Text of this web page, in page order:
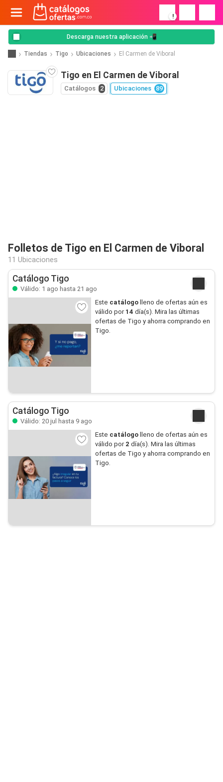
!
Descarga nuestra aplicación 📲
Tiendas Tigo Ubicaciones El Carmen de Viboral
Tigo en El Carmen de Viboral
Catálogos 2 Ubicaciones 89
Folletos de Tigo en El Carmen de Viboral
11 Ubicaciones
Catálogo Tigo
Válido: 1 ago hasta 21 ago
Este catálogolleno de ofertas aún es
válido por 14 día(s). Mira las últimas
ofertas de Tigo y ahorra comprando en
Tigo.
Catálogo Tigo
Válido: 20 jul hasta 9 ago
Este catálogolleno de ofertas aún es
válido por 2 día(s). Mira las últimas
ofertas de Tigo y ahorra comprando en
Tigo.